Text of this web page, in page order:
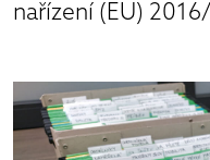
nařízení (EU)